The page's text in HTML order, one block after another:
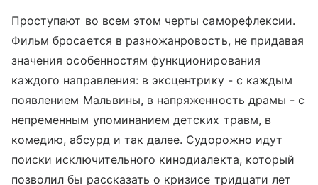
Проступают во всем этом черты саморефлексии.
Фильм бросается в разножанровость, не придавая
значения особенностям функционирования
каждого направления: в эксцентрику - с каждым
появлением Мальвины, в напряженность драмы - с
непременным упоминанием детских травм, в
комедию, абсурд и так далее. Судорожно идут
поиски исключительного кинодиалекта, который
позволил бы рассказать о кризисе тридцати лет